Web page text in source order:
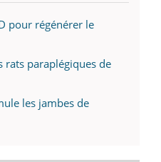
pour régénérer le
rats paraplégiques de
les jambes de